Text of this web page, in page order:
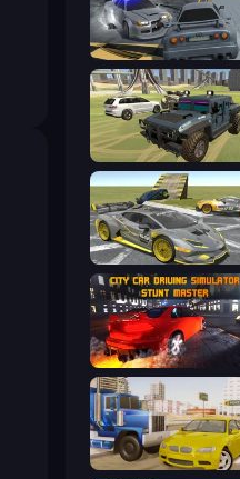
RCC City Racing
4x4 Offroader
Wrong Way
Crazy Car Stunts